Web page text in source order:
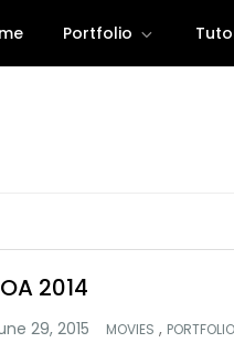
Portfolio
2014
MOVIES , PORTFOLIO